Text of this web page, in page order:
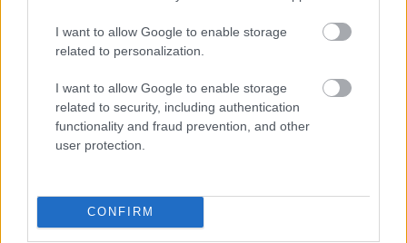
I want to allow Google to enable storage
related to personalization.
I want to allow Google to enable storage
related to security, including authentication
functionality and fraud prevention, and other
user protection.
CONFIRM